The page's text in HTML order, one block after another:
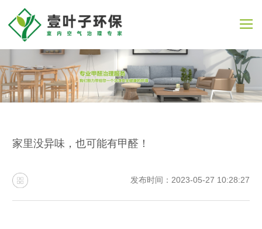
家里没异味，也可能有甲醛！
发布时间：2023-05-27 10:28:27